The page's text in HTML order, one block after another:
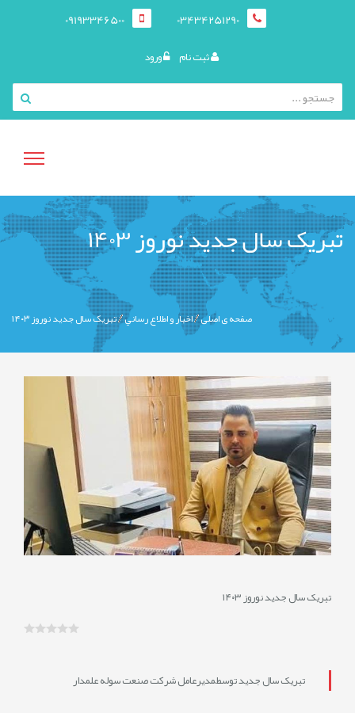
03434251290
09193346500
ثبت نام ورود
منوی
کاربری
تبریک سال جدید نوروز ۱۴۰۳
صفحه ی اصلی اخبار و اطلاع رساني تبریک سال جدید نوروز ۱۴۰۳
تبریک سال جدید نوروز ۱۴۰۳
تبریک سال جدید توسط ٰمدیرعامل شرکت صنعت سوله علمدار